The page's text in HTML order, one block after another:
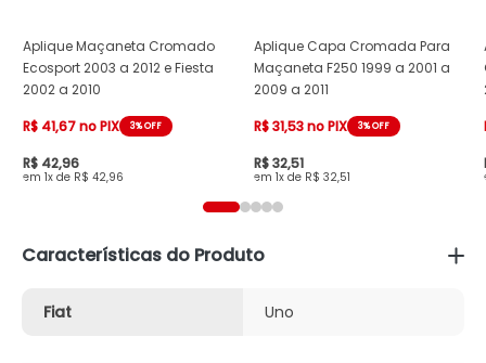
Aplique Maçaneta Cromado
Ecosport 2003 a 2012 e Fiesta
2002 a 2010
R$ 41,67 no PIX
3% OFF
R$ 42,96
1x de R$ 42,96
Aplique Capa Cromada Para
Maçaneta F250 1999 a 2001 a
2009 a 2011
R$ 31,53 no PIX
3% OFF
R$ 32,51
1x de R$ 32,51
Características do Produto
Fiat Uno